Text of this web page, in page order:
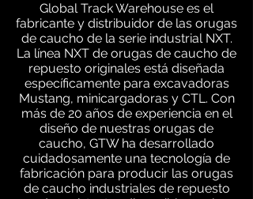
Global Track Warehouse es el
fabricante y distribuidor de las orugas
de caucho de la serie industrial NXT.
La línea NXT de orugas de caucho de
repuesto originales está diseñada
específicamente para excavadoras
Mustang, minicargadoras y CTL. Con
más de 20 años de experiencia en el
diseño de nuestras orugas de
caucho, GTW ha desarrollado
cuidadosamente una tecnología de
fabricación para producir las orugas
de caucho industriales de repuesto